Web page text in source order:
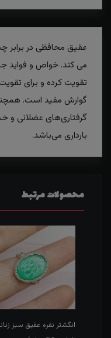
عقیق محافظی در برابر
می کند. خواص و
تقویت کرده و برای
گوارش مفید است.
گرفتاری‌های عضلانی
بارداری می‌باشد.
محصولات مرتبط
انگشتر نقره عقیق سبز